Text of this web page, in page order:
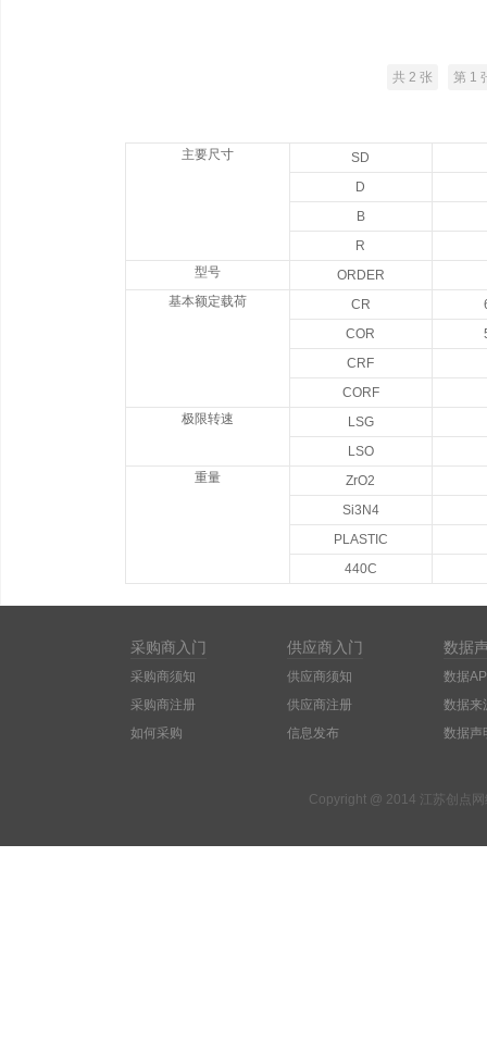
共 2 张 第 1
主要尺寸
SD
D
B
R
型号
ORDER
基本额定载荷
CR
COR
CRF
CORF
极限转速
LSG
LSO
重量
ZrO2
Si3N4
PLASTIC
440C
采购商入门
采购商须知
采购商注册
如何采购
供应商入门
供应商须知
供应商注册
信息发布
数据
数据
数据来
数据声
Copyright @ 2014 江苏创点